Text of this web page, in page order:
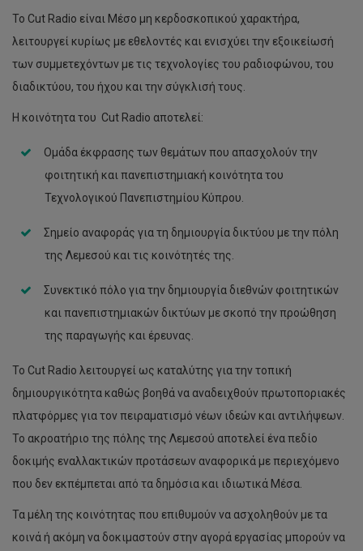
Το Cut Radio είναι Μέσο μη κερδοσκοπικού χαρακτήρα,
λειτουργεί κυρίως με εθελοντές και ενισχύει την εξοικείωσή
των συμμετεχόντων με τις τεχνολογίες του ραδιοφώνου, του
διαδικτύου, του ήχου και την σύγκλισή τους.
Η κοινότητα του Cut Radio αποτελεί:
Ομάδα έκφρασης των θεμάτων που απασχολούν την
φοιτητική και πανεπιστημιακή κοινότητα του
Τεχνολογικού Πανεπιστημίου Κύπρου.
Σημείο αναφοράς για τη δημιουργία δικτύου με την πόλη
της Λεμεσού και τις κοινότητές της.
Συνεκτικό πόλο για την δημιουργία διεθνών φοιτητικών
και πανεπιστημιακών δικτύων με σκοπό την προώθηση
της παραγωγής και έρευνας.
Το Cut Radio λειτουργεί ως καταλύτης για την τοπική
δημιουργικότητα καθώς βοηθά να αναδειχθούν πρωτοποριακές
πλατφόρμες για τον πειραματισμό νέων ιδεών και αντιλήψεων.
Το ακροατήριο της πόλης της Λεμεσού αποτελεί ένα πεδίο
δοκιμής εναλλακτικών προτάσεων αναφορικά με περιεχόμενο
που δεν εκπέμπεται από τα δημόσια και ιδιωτικά Μέσα.
Τα μέλη της κοινότητας που επιθυμούν να ασχοληθούν με τα
κοινά ή ακόμη να δοκιμαστούν στην αγορά εργασίας μπορούν να